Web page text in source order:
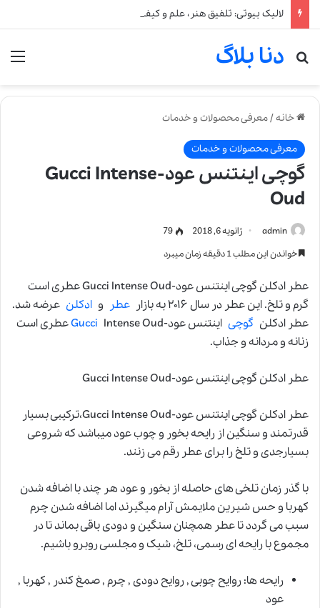
لالیک بیوتی: تلفیق هنر، علم و کیفیت در خلق عطرهای لالیک
دنا بلاگ
جستجو برای
خانه/معرفی محصولات و خدمات
معرفی محصولات و خدمات
گوچی اینتنس عود-Gucci Intense
Oud
admin ژانویه 6, 2018
79
خواندن این مطلب 1 دقیقه زمان میبرد
عطر ادکلن گوچی اینتنس عود-Gucci Intense Oud عطری است
گرم و تلخ. این عطر در سال ۲۰۱۶ به بازار
عطر و ادکلن عرضه شد.
عطر ادکلن گوچی اینتنس عود- GucciIntense Oud عطری است
زنانه و مردانه و جذاب.
عطر ادکلن گوچی اینتنس عود-Gucci Intense Oud
عطر ادکلن گوچی اینتنس عود-Gucci Intense Oud،ترکیبی بسیار
قدرتمند و سنگین از رایحه بخور و چوب عود میباشد که شروعی
بسیارجدی و تلخ را برای عطر رقم می زنند.
با گذر زمان تلخی های حاصله از بخور و عود هر چند با اضافه شدن
کهربا و حس شیرین ملایمش آرام میگیرند اما اضافه شدن چرم
سبب می گردد تا عطر همچنان سنگین و دودی باقی بماند تا در
مجموع با رایحه ای رسمی، تلخ، شیک و مجلسی روبرو باشیم.
رایحه ها: روایح چوبی , روایح دودی , چرم , صمغ کندر , کهربا ,
عود